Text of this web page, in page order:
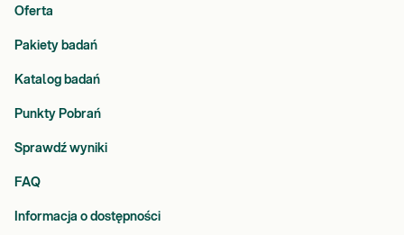
Oferta
Pakiety badań
Katalog badań
Punkty Pobrań
Sprawdź wyniki
FAQ
Informacja o dostępności